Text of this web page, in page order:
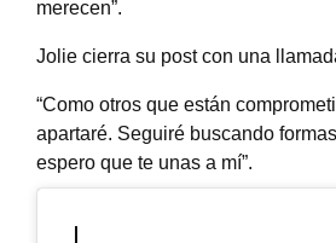
merecen”.
Jolie cierra su post con una
“Como otros que están
apartaré. Seguiré buscando
espero que te unas a mí”.